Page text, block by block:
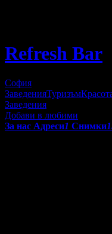
Refresh Bar
София
ЗаведенияТуризъм
Заведения
Добави в любими
За нас Адреси1 Снимки